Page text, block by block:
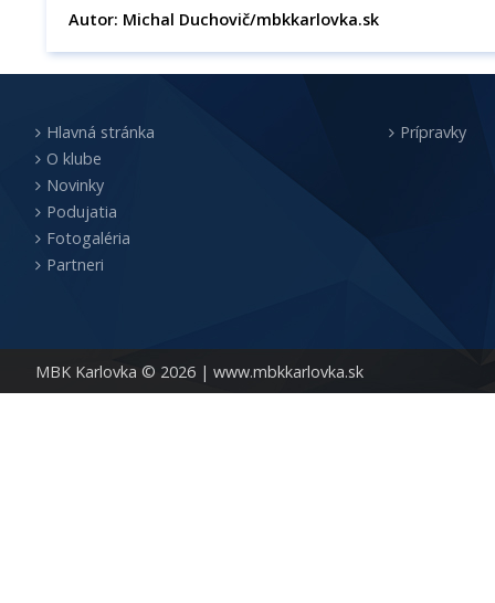
Autor: Michal Duchovič/mbkkarlovka.sk
MBK Karlovka © 2026 | www.mbkkarlovka.sk
Hlavná stránka
O klube
Novinky
Podujatia
Fotogaléria
Partneri
Prípravky